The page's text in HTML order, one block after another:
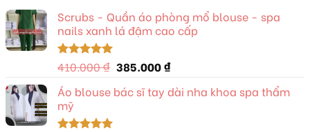
Scrubs - Quần áo phòng mổ blouse - spa
nails xanh lá đậm cao cấp
Được xếp
5 sao
410.000₫ Giá
là:
385.000₫Giá
tại
Áo blouse bác sĩ tay dài nha khoa spa thẩm
mỹ